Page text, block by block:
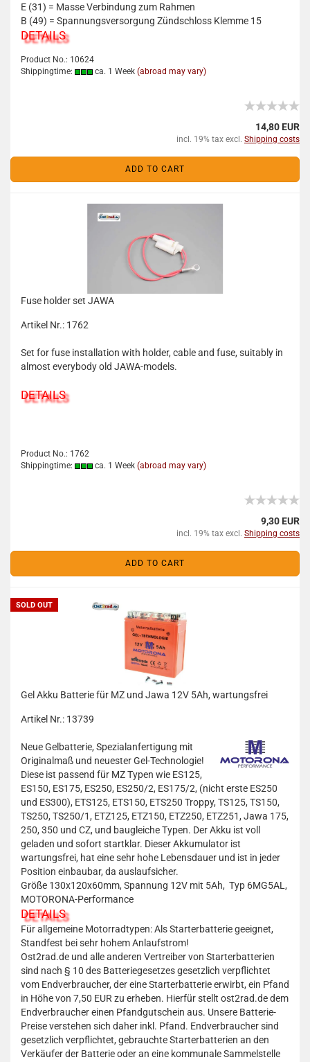
E (31) = Masse Verbindung zum Rahmen
B (49) = Spannungsversorgung Zündschloss Klemme 15
DETAILS
Product No.: 10624
Shippingtime:
ca. 1 Week (abroad may vary)
14,80 EUR
incl. 19% tax excl. Shipping costs
ADD TO CART
Fuse holder set JAWA
Artikel Nr.: 1762
Set for fuse installation with holder, cable and fuse, suitably in
almost everybody old JAWA-models.
DETAILS
Product No.: 1762
Shippingtime:
ca. 1 Week (abroad may vary)
9,30 EUR
incl. 19% tax excl. Shipping costs
ADD TO CART
SOLD OUT
Gel Akku Batterie für MZ und Jawa 12V 5Ah, wartungsfrei
Artikel Nr.: 13739
Neue Gelbatterie, Spezialanfertigung mit
Originalmaß und neuester Gel-Technologie!
Diese ist passend für MZ Typen wie ES125,
ES150, ES175, ES250, ES250/2, ES175/2, (nicht erste ES250
und ES300), ETS125, ETS150, ETS250 Troppy, TS125, TS150,
TS250, TS250/1, ETZ125, ETZ150, ETZ250, ETZ251, Jawa 175,
250, 350 und CZ, und baugleiche Typen. Der Akku ist voll
geladen und sofort startklar. Dieser Akkumulator ist
wartungsfrei, hat eine sehr hohe Lebensdauer und ist in jeder
Position einbaubar, da auslaufsicher.
Größe 130x120x60mm, Spannung 12V mit 5Ah, Typ 6MG5AL,
MOTORONA-Performance
DETAILS
Für allgemeine Motorradtypen: Als Starterbatterie geeignet,
Standfest bei sehr hohem Anlaufstrom!
Ost2rad.de und alle anderen Vertreiber von Starterbatterien
sind nach § 10 des Batteriegesetzes gesetzlich verpflichtet
vom Endverbraucher, der eine Starterbatterie erwirbt, ein Pfand
in Höhe von 7,50 EUR zu erheben. Hierfür stellt ost2rad.de dem
Endverbraucher einen Pfandgutschein aus. Unsere Batterie-
Preise verstehen sich daher inkl. Pfand. Endverbraucher sind
gesetzlich verpflichtet, gebrauchte Starterbatterien an den
Verkäufer der Batterie oder an eine kommunale Sammelstelle